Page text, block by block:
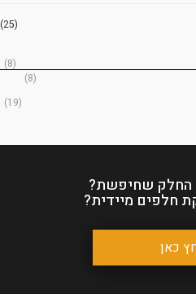
(25)
(8)
(8)
(19)
שחיפשת?
חלפים מיידית?
כאן